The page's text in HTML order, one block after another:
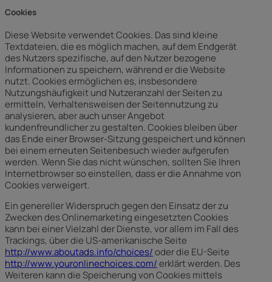
Cookies
Diese Website verwendet Cookies. Das sind kleine
Textdateien, die es möglich machen, auf dem Endgerät
des Nutzers spezifische, auf den Nutzer bezogene
Informationen zu speichern, während er die Website
nutzt. Cookies ermöglichen es, insbesondere
Nutzungshäufigkeit und Nutzeranzahl der Seiten zu
ermitteln, Verhaltensweisen der Seitennutzung zu
analysieren, aber auch unser Angebot
kundenfreundlicher zu gestalten. Cookies bleiben über
das Ende einer Browser-Sitzung gespeichert und können
bei einem erneuten Seitenbesuch wieder aufgerufen
werden. Wenn Sie das nicht wünschen, sollten Sie Ihren
Internetbrowser so einstellen, dass er die Annahme von
Cookies verweigert.
Ein genereller Widerspruch gegen den Einsatz der zu
Zwecken des Onlinemarketing eingesetzten Cookies
kann bei einer Vielzahl der Dienste, vor allem im Fall des
Trackings, über die US-amerikanische Seite
http://www.aboutads.info/choices/oder die EU-Seite
http://www.youronlinechoices.com/erklärt werden. Des
Weiteren kann die Speicherung von Cookies mittels